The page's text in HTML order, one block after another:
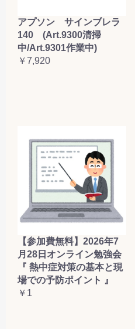
アプソン サインブレラ
140 (Art.9300清掃
中/Art.9301作業中)
￥7,920
【参加費無料】2026年7
月28日オンライン勉強会
『 熱中症対策の基本と現
場での予防ポイント 』
￥1